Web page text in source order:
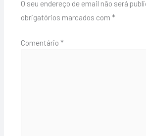
O seu endereço de email não será
obrigatórios marcados com *
Comentário *